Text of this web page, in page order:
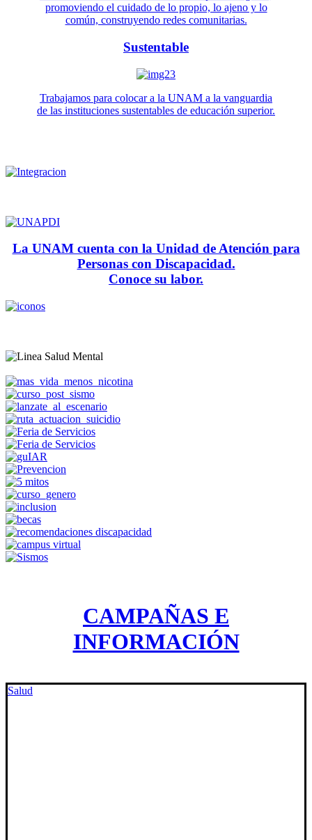
promoviendo el cuidado de lo propio, lo ajeno y lo
común, construyendo redes comunitarias.
Sustentable
Trabajamos para colocar a la UNAM a la vanguardia
de las instituciones sustentables de educación superior.
La UNAM cuenta con la Unidad de Atención para
Personas con Discapacidad.
Conoce su labor.
CAMPAÑAS E
INFORMACIÓN
Salud